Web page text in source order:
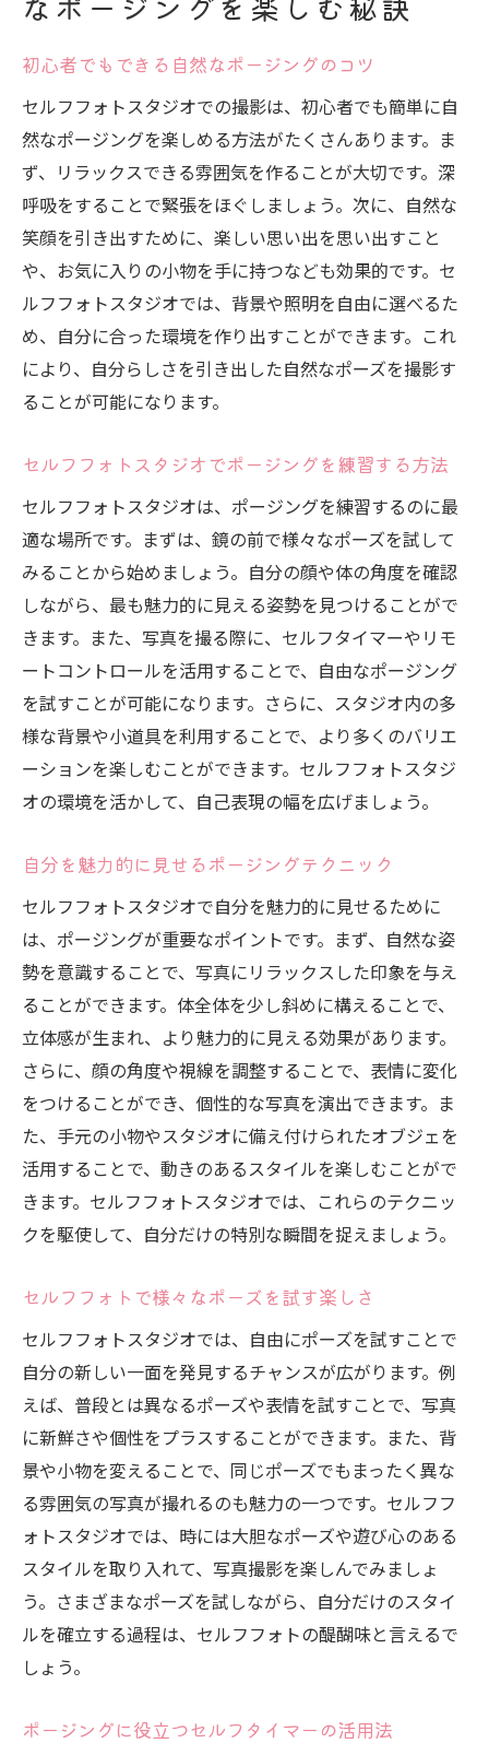
初心者でもできる自然なポージングのコツ
セルフフォトスタジオでの撮影は、初心者でも簡単に自
然なポージングを楽しめる方法がたくさんあります。ま
ず、リラックスできる雰囲気を作ることが大切です。深
呼吸をすることで緊張をほぐしましょう。次に、自然な
笑顔を引き出すために、楽しい思い出を思い出すこと
や、お気に入りの小物を手に持つなども効果的です。セ
ルフフォトスタジオでは、背景や照明を自由に選べるた
め、自分に合った環境を作り出すことができます。これ
により、自分らしさを引き出した自然なポーズを撮影す
ることが可能になります。
セルフフォトスタジオでポージングを練習する方法
セルフフォトスタジオは、ポージングを練習するのに最
適な場所です。まずは、鏡の前で様々なポーズを試して
みることから始めましょう。自分の顔や体の角度を確認
しながら、最も魅力的に見える姿勢を見つけることがで
きます。また、写真を撮る際に、セルフタイマーやリモ
ートコントロールを活用することで、自由なポージング
を試すことが可能になります。さらに、スタジオ内の多
様な背景や小道具を利用することで、より多くのバリエ
ーションを楽しむことができます。セルフフォトスタジ
オの環境を活かして、自己表現の幅を広げましょう。
自分を魅力的に見せるポージングテクニック
セルフフォトスタジオで自分を魅力的に見せるために
は、ポージングが重要なポイントです。まず、自然な姿
勢を意識することで、写真にリラックスした印象を与え
ることができます。体全体を少し斜めに構えることで、
立体感が生まれ、より魅力的に見える効果があります。
さらに、顔の角度や視線を調整することで、表情に変化
をつけることができ、個性的な写真を演出できます。ま
た、手元の小物やスタジオに備え付けられたオブジェを
活用することで、動きのあるスタイルを楽しむことがで
きます。セルフフォトスタジオでは、これらのテクニッ
クを駆使して、自分だけの特別な瞬間を捉えましょう。
セルフフォトで様々なポーズを試す楽しさ
セルフフォトスタジオでは、自由にポーズを試すことで
自分の新しい一面を発見するチャンスが広がります。例
えば、普段とは異なるポーズや表情を試すことで、写真
に新鮮さや個性をプラスすることができます。また、背
景や小物を変えることで、同じポーズでもまったく異な
る雰囲気の写真が撮れるのも魅力の一つです。セルフフ
ォトスタジオでは、時には大胆なポーズや遊び心のある
スタイルを取り入れて、写真撮影を楽しんでみましょ
う。さまざまなポーズを試しながら、自分だけのスタイ
ルを確立する過程は、セルフフォトの醍醐味と言えるで
しょう。
ポージングに役立つセルフタイマーの活用法